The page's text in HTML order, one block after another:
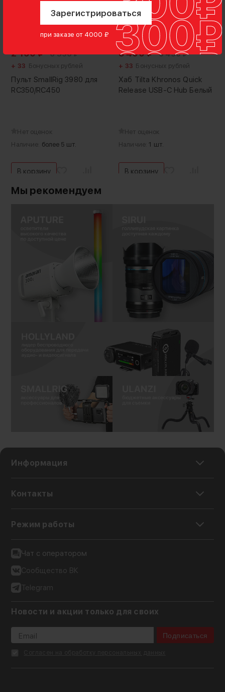
Зарегистрироваться
при заказе от 4000 ₽
2 190₽ 6 590₽
+ 33 Бонусных рублей
Пульт SmallRig 3980 для
RC350/RC450
Нет оценок
Наличие: более 5 шт.
В корзину
-63%
3 490₽ 9 490₽
+ 33 Бонусных рублей
Хаб Tilta Khronos Quick
Release USB-C Hub Белый
Нет оценок
Наличие: 1 шт.
В корзину
Мы рекомендуем
Информация
Контакты
Режим работы
Чат с оператором
Сообщество ВК
Telegram
Новости и акции только для своих
Подписаться